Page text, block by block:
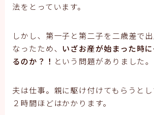
法をとっています。
しかし、第一子と第二子を二歳差で
なったため、 いざお産が始まった時
るのか？！ という問題がありました。
夫は仕事。親に駆け付けてもらうと
２時間ほどはかかります。